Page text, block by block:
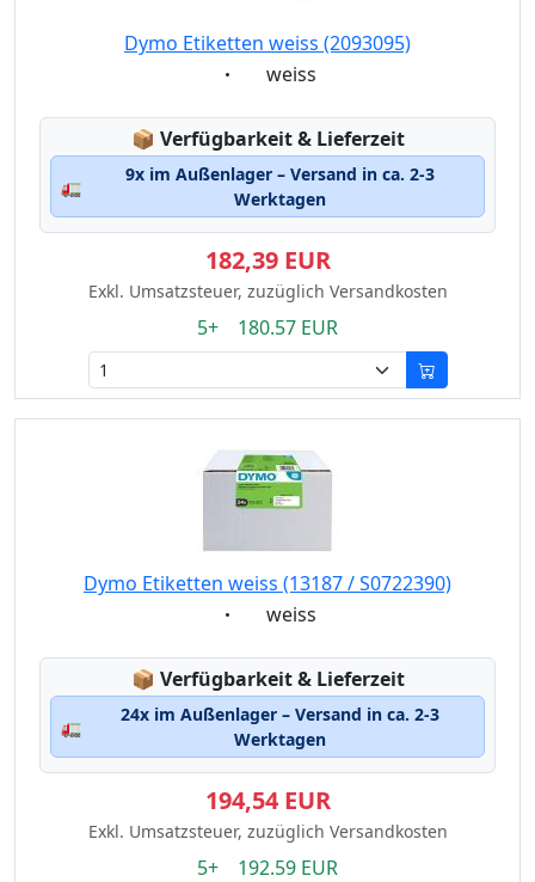
Dymo Etiketten weiss (2093095)
Eigenschaft:
weiss
📦 Lagerstatus:
Verfügbarkeit & Lieferzeit
🚛
9x im Außenlager – Versand in ca. 2-3
Werktagen
182,39 EUR
Exkl. Umsatzsteuer, zuzüglich Versandkosten
5+ 180.57 EUR
Dymo Etiketten weiss (13187 / S0722390)
Eigenschaft:
weiss
📦 Lagerstatus:
Verfügbarkeit & Lieferzeit
🚛
24x im Außenlager – Versand in ca. 2-3
Werktagen
194,54 EUR
Exkl. Umsatzsteuer, zuzüglich Versandkosten
5+ 192.59 EUR